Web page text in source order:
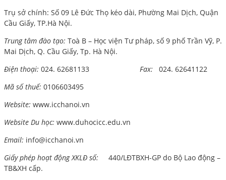
Trụ sở chính: Số 09 Lê Đức Thọ kéo dài, Phường Mai Dịch, Quận
Cầu Giấy, TP.Hà Nội.
Trung tâm đào tạo: Toà B – Học viện Tư pháp, số 9 phố Trần Vỹ, P.
Mai Dịch, Q. Cầu Giấy, Tp. Hà Nội.
Điện thoại: 024. 62681133 Fax: 024. 62641122
Mã số thuế: 0106603495
Website: www.icchanoi.vn
Website Du học: www.duhocicc.edu.vn
Email: info@icchanoi.vn
Giấy phép hoạt động XKLĐ số: 440/LĐTBXH-GP do Bộ Lao động –
TB&XH cấp.